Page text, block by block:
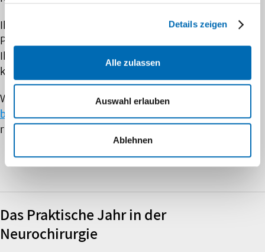
Details zeigen
Alle zulassen
Auswahl erlauben
Ablehnen
Ihre klinische Arbeit wird durch den Einsatz von
Physician Assistants unterstützt, so dass Sie sich in
Ihrer Ausbildung ganz auf genuin ärztliche Tätigkeit
konzentrieren können.
Wir freuen uns über Ihre Bewerbung, die Sie bitte an
bewerbung.neurochirurgie@med.uni-duesseldorf.de
richten.
Das Praktische Jahr in der
Neurochirurgie